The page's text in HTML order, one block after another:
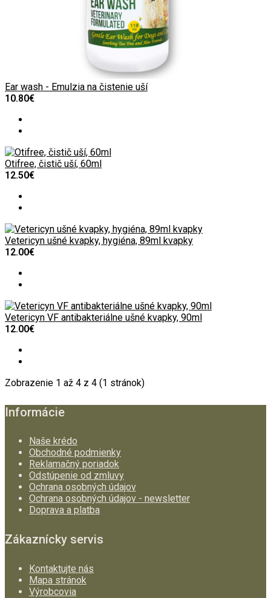
Ear wash - Emulzia na čistenie uší
10.80€
Otifree, čistič uší, 60ml
12.50€
Vetericyn ušné kvapky, hygiéna, 89ml kvapky
12.00€
Vetericyn VF antibakteriálne ušné kvapky, 90ml
12.00€
Zobrazenie 1 až 4 z 4 (1 stránok)
Informácie
Naše krédo
Obchodné podmienky
Reklamačný poriadok
Odstúpenie od zmluvy
Ochrana osobných údajov
Ochrana osobných údajov - newsletter
Doprava a platba
Zákaznícky servis
Kontaktujte nás
Mapa stránok
Výrobcovia